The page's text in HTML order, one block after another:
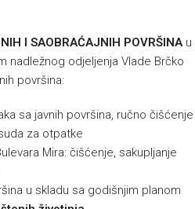
I SAOBRAĆAJNIH POVRŠINAu
nadležnog odjeljenja Vlade Brčko
površina:
sa javnih površina, ručno čišćenje
za otpatke
Mira: čišćenje, sakupljanje
u skladu sa godišnjim planom